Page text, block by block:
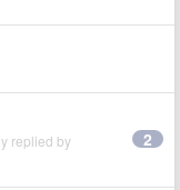
replied by 2